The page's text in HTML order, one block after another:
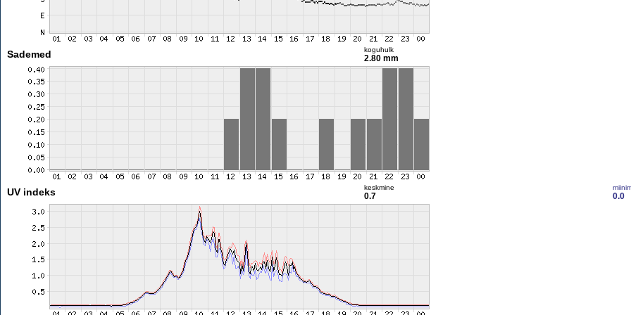
Sademed koguhulk
2.80 mm
UV indeks keskmine
0.7 0.0